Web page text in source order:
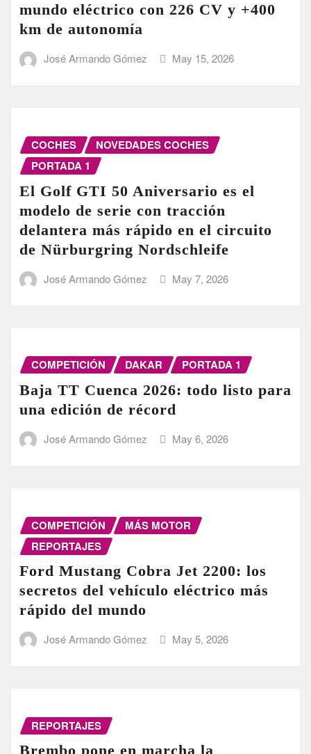
mundo eléctrico con 226 CV y +400
km de autonomía
José Armando Gómez May 15, 2026
COCHES
NOVEDADES COCHES
PORTADA 1
El Golf GTI 50 Aniversario es el
modelo de serie con tracción
delantera más rápido en el circuito
de Nürburgring Nordschleife
José Armando Gómez May 7, 2026
COMPETICIÓN DAKAR PORTADA 1
Baja TT Cuenca 2026: todo listo para
una edición de récord
José Armando Gómez May 6, 2026
COMPETICIÓN
MÁS MOTOR
REPORTAJES
Ford Mustang Cobra Jet 2200: los
secretos del vehículo eléctrico más
rápido del mundo
José Armando Gómez May 5, 2026
REPORTAJES
Brembo pone en marcha la